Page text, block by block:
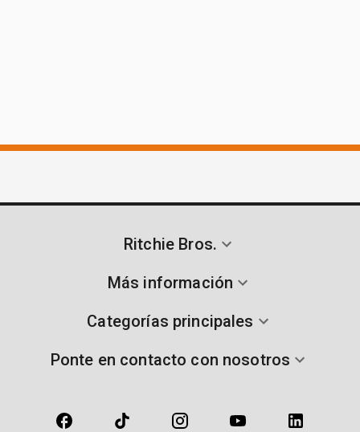
Ritchie Bros.
Más información
Categorías principales
Ponte en contacto con nosotros